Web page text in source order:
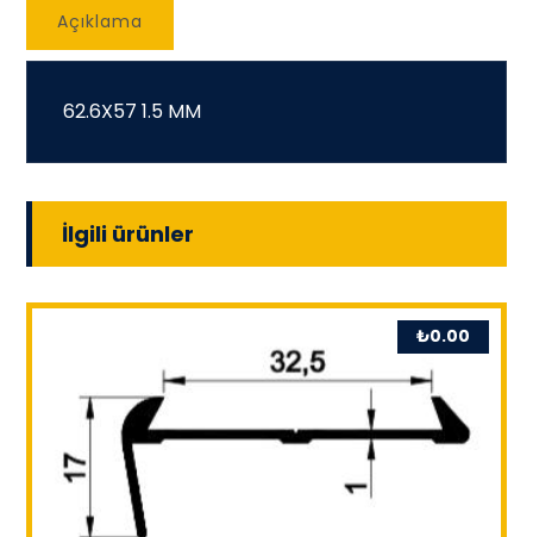
Açıklama
62.6X57 1.5 MM
İlgili ürünler
₺0.00